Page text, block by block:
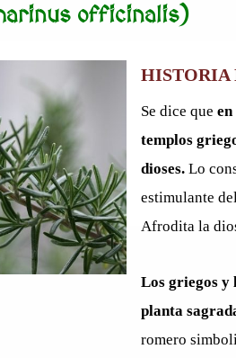
officinalis)
HISTORIA
Se dice que
templos
dioses. Lo
estimulante
Afrodita la
Los griegos y
planta
romero